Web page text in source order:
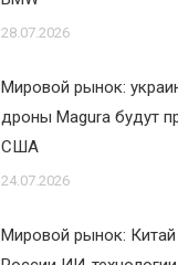
28.07.2026
Мировой рынок:
дроны Magura будут
США
24.07.2026
Мировой рынок: Китай